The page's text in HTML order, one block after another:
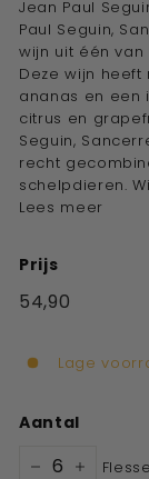
r''
Jean Paul
Paul Seguin,
wijn uit één
Deze wijn
ananas en een
citrus en
Seguin,
recht
schelpdieren.
Lees meer
Prijs
Standaard
54,90
Lage
Aantal